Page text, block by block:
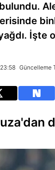
İşte
Güncelleme